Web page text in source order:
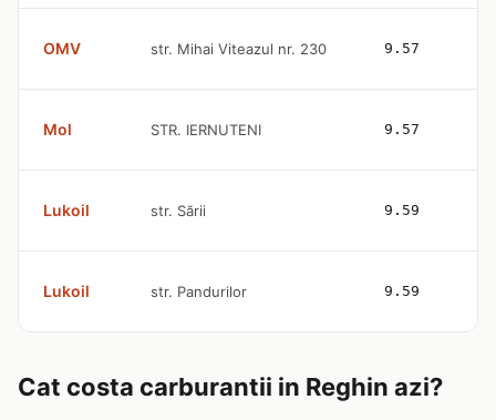
OMV str. Mihai Viteazul nr. 230 9.57
Mol STR. IERNUTENI 9.57
Lukoil str. Sării 9.59
Lukoil str. Pandurilor 9.59
Cat costa carburantii in Reghin azi?